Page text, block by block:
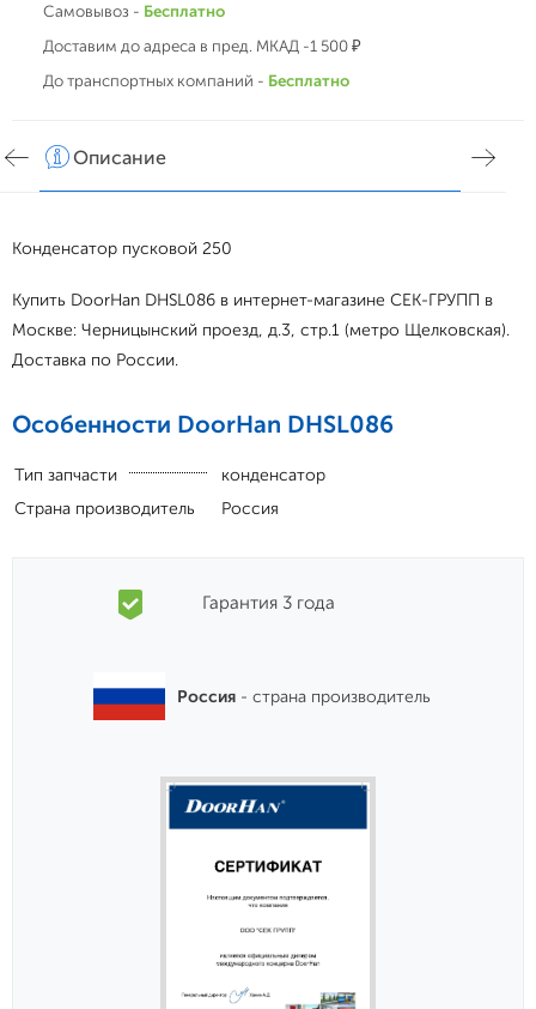
Самовывоз - Бесплатно
Доставим до адреса в пред. МКАД -1 500 ₽
До транспортных компаний - Бесплатно
Описание
Конденсатор пусковой 250
Купить DoorHan DHSL086 в интернет-магазине СЕК-ГРУПП в
Москве: Черницынский проезд, д.3, стр.1 (метро Щелковская).
Доставка по России.
Особенности DoorHan DHSL086
Тип запчасти
конденсатор
Страна производитель
Россия
Гарантия 3 года
Россия - страна производитель